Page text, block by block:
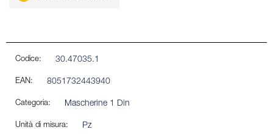
Codice: 30.47035.1
EAN: 8051732443940
Categoria: Mascherine 1 Din
Unità di misura: Pz